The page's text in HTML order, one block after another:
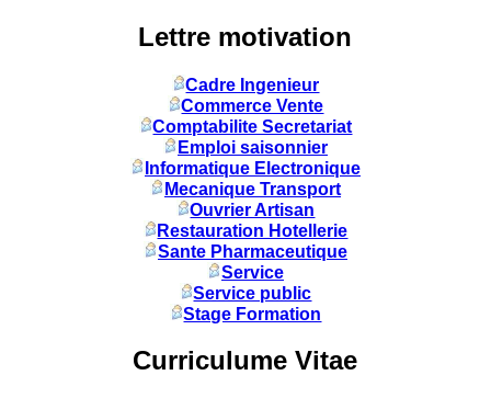
Lettre motivation
Cadre Ingenieur
Commerce Vente
Comptabilite Secretariat
Emploi saisonnier
Informatique Electronique
Mecanique Transport
Ouvrier Artisan
Restauration Hotellerie
Sante Pharmaceutique
Service
Service public
Stage Formation
Curriculume Vitae